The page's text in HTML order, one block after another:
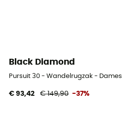
Black Diamond
Pursuit 30 - Wandelrugzak - Dames
€ 93,42 € 149,90 -37%